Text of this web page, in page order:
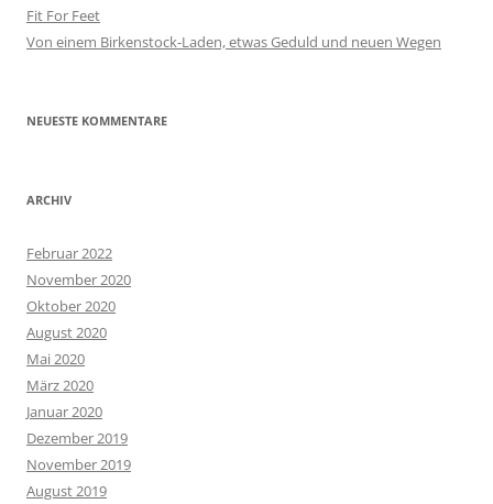
Fit For Feet
Von einem Birkenstock-Laden, etwas Geduld und neuen Wegen
NEUESTE KOMMENTARE
ARCHIV
Februar 2022
November 2020
Oktober 2020
August 2020
Mai 2020
März 2020
Januar 2020
Dezember 2019
November 2019
August 2019